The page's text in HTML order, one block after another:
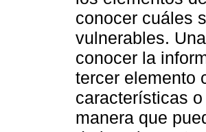
conocer cuáles
vulnerables.
conocer la
tercer elemento
características
manera que